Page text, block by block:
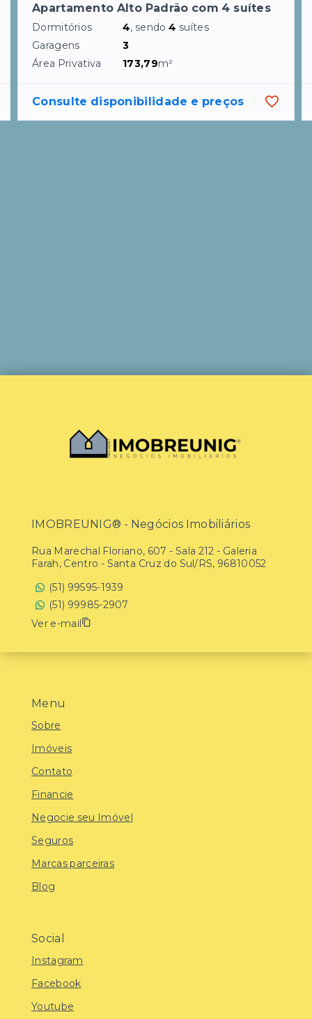
Apartamento Alto Padrão com 4 suítes
Dormitórios 4, sendo4 suítes
Garagens
3
Área Privativa
173,79m²
Consulte disponibilidade e preços
Menu
Sobre
Imóveis
Contato
Financie
Negocie seu Imóvel
Seguros
Marcas parceiras
Blog
Social
Instagram
Facebook
Youtube
IMOBREUNIG® - Negócios Imobiliários
Rua Marechal Floriano, 607 - Sala 212 - Galeria
Farah, Centro - Santa Cruz do Sul/RS, 96810052
(51) 99595-1939
(51) 99985-2907
Ver e-mail